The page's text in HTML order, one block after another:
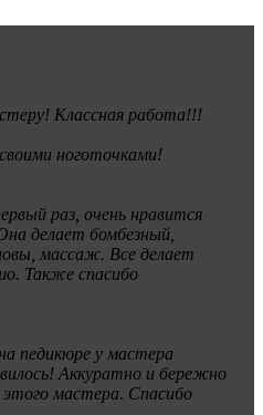
Классная работа!!!
ноготочками!
раз, очень нравится
делает бомбезный,
массаж. Все делает
Также спасибо
педикюре у мастера
Аккуратно и бережно
этого мастера. Спасибо